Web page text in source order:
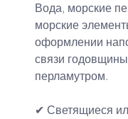
Вода, морские
морские
оформлении
связи
перламутром.
✔ Светящиеся